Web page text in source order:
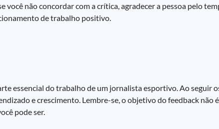
você não concordar com a crítica, agradecer a pessoa pelo
de trabalho positivo.
essencial do trabalho de um jornalista esportivo. Ao seguir
e crescimento. Lembre-se, o objetivo do feedback não
pode ser.